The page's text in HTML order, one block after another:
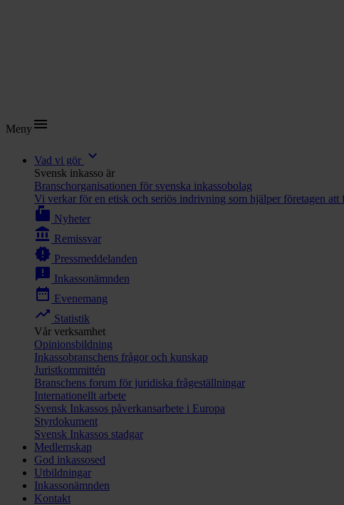
Menymenu
Vad vi gör expand_more
Svensk inkasso är
Branschorganisationen för svenska inkassobolag
Vi verkar för en etisk och seriös indrivning som hjälper företagen
markunread_mailbox Nyheter
account_balance Remissvar
new_releases Pressmeddelanden
announcement Inkassonämnden
date_range Evenemang
trending_up Statistik
Vår verksamhet
Opinionsbildning
Inkassobranschens frågor och kunskap
Juristkommittén
Branschens forum för juridiska frågeställningar
Internationellt arbete
Svensk Inkassos påverkansarbete i Europa
Styrdokument
Svensk Inkassos stadgar
Medlemskap
God inkassosed
Utbildningar
Inkassonämnden
Kontakt